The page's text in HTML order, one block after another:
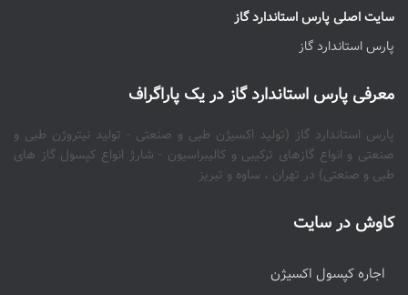
سایت اصلی پارس استاندارد گاز
پارس استاندارد گاز
معرفی پارس استاندارد گاز در یک پاراگراف
پارس استاندارد گاز (تولید اکسیژن طبی و صنعتی - تولید نیتروژن طبی و
صنعتی و انواع گازهای ترکیبی و کالیبراسیون - شارژ انواع کپسول گاز های
طبی و صنعتی) در تهران ، ساوه و تبریز
کاوش در سایت
اجاره کپسول اکسیژن